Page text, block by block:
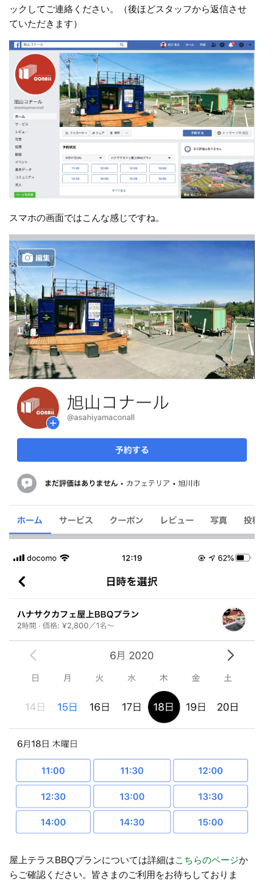
ックしてご連絡ください。（後ほどスタッフから返信させ
ていただきます）
スマホの画面ではこんな感じですね。
屋上テラスBBQプランについては詳細はこちらのページか
らご確認ください。皆さまのご利用をお待ちしておりま